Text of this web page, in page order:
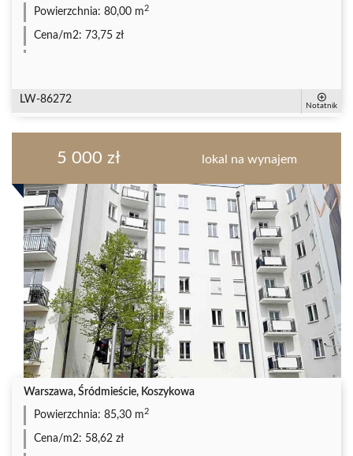
Powierzchnia: 80,00 m2
Cena/m2: 73,75 zł
LW-86272
Notatnik
5 000 zł lokal na wynajem
Warszawa, Śródmieście, Koszykowa
Powierzchnia: 85,30 m 2
Cena/m2: 58,62 zł